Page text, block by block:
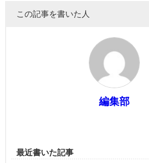
この記事を書いた人
編集部
最近書いた記事